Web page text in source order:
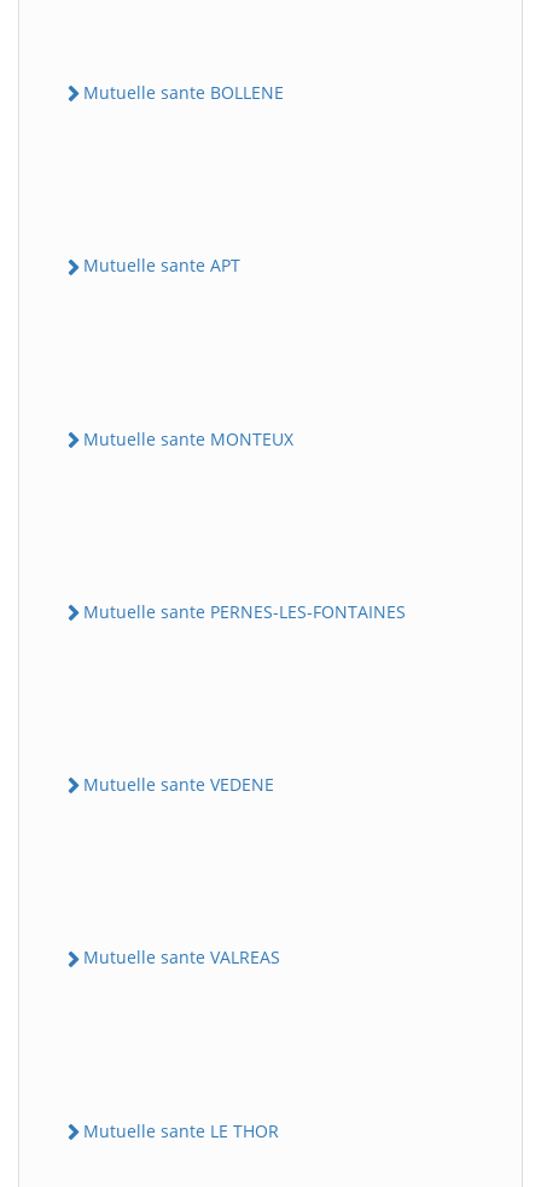
Mutuelle sante BOLLENE
Mutuelle sante APT
Mutuelle sante MONTEUX
Mutuelle sante PERNES-LES-FONTAINES
Mutuelle sante VEDENE
Mutuelle sante VALREAS
Mutuelle sante LE THOR